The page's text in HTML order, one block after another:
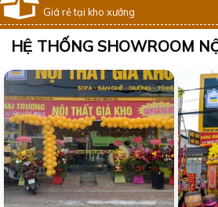
Giá rẻ tại kho xưởng
HỆ THỐNG SHOWROOM